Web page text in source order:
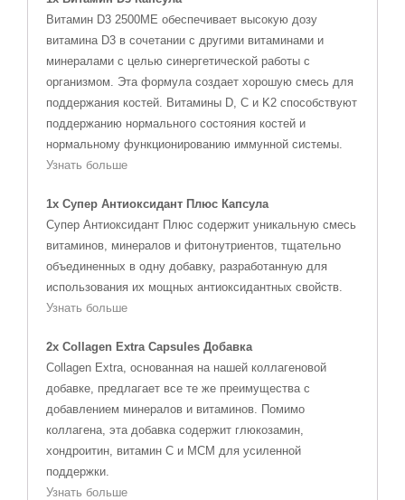
Витамин D3 2500МЕ обеспечивает высокую дозу
витамина D3 в сочетании с другими витаминами и
минералами с целью синергетической работы с
организмом. Эта формула создает хорошую смесь для
поддержания костей. Витамины D, C и K2 способствуют
поддержанию нормального состояния костей и
нормальному функционированию иммунной системы.
Узнать больше
1x Супер Антиоксидант Плюс Капсула
Супер Антиоксидант Плюс содержит уникальную смесь
витаминов, минералов и фитонутриентов, тщательно
объединенных в одну добавку, разработанную для
использования их мощных антиоксидантных свойств.
Узнать больше
2x Collagen Extra Capsules Добавка
Collagen Extra, основанная на нашей коллагеновой
добавке, предлагает все те же преимущества с
добавлением минералов и витаминов. Помимо
коллагена, эта добавка содержит глюкозамин,
хондроитин, витамин С и МСМ для усиленной
поддержки.
Узнать больше